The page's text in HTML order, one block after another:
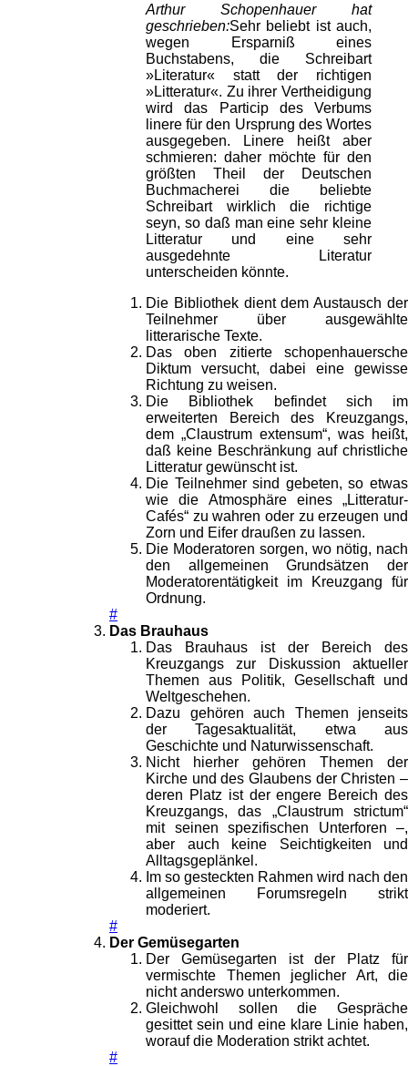
Arthur Schopenhauer hat
geschrieben:Sehr beliebt ist auch,
wegen Ersparniß eines
Buchstabens, die Schreibart
»Literatur« statt der richtigen
»Litteratur«. Zu ihrer Vertheidigung
wird das Particip des Verbums
linere für den Ursprung des Wortes
ausgegeben. Linere heißt aber
schmieren: daher möchte für den
größten Theil der Deutschen
Buchmacherei die beliebte
Schreibart wirklich die richtige
seyn, so daß man eine sehr kleine
Litteratur und eine sehr
ausgedehnte Literatur
unterscheiden könnte.
Die Bibliothek dient dem Austausch der
Teilnehmer über ausgewählte
litterarische Texte.
Das oben zitierte schopenhauersche
Diktum versucht, dabei eine gewisse
Richtung zu weisen.
Die Bibliothek befindet sich im
erweiterten Bereich des Kreuzgangs,
dem „Claustrum extensum“, was heißt,
daß keine Beschränkung auf christliche
Litteratur gewünscht ist.
Die Teilnehmer sind gebeten, so etwas
wie die Atmosphäre eines „Litteratur-
Cafés“ zu wahren oder zu erzeugen und
Zorn und Eifer draußen zu lassen.
Die Moderatoren sorgen, wo nötig, nach
den allgemeinen Grundsätzen der
Moderatorentätigkeit im Kreuzgang für
Ordnung.
#
Das Brauhaus
Das Brauhaus ist der Bereich des
Kreuzgangs zur Diskussion aktueller
Themen aus Politik, Gesellschaft und
Weltgeschehen.
Dazu gehören auch Themen jenseits
der Tagesaktualität, etwa aus
Geschichte und Naturwissenschaft.
Nicht hierher gehören Themen der
Kirche und des Glaubens der Christen –
deren Platz ist der engere Bereich des
Kreuzgangs, das „Claustrum strictum“
mit seinen spezifischen Unterforen –,
aber auch keine Seichtigkeiten und
Alltagsgeplänkel.
Im so gesteckten Rahmen wird nach den
allgemeinen Forumsregeln strikt
moderiert.
#
Der Gemüsegarten
Der Gemüsegarten ist der Platz für
vermischte Themen jeglicher Art, die
nicht anderswo unterkommen.
Gleichwohl sollen die Gespräche
gesittet sein und eine klare Linie haben,
worauf die Moderation strikt achtet.
#